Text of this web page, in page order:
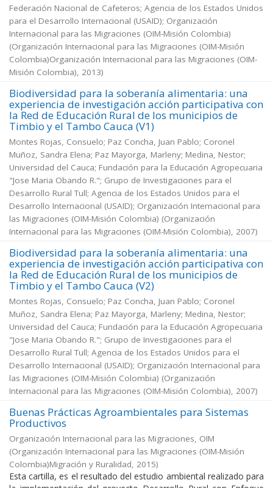
Federación Nacional de Cafeteros; Agencia de los Estados Unidos
para el Desarrollo Internacional (USAID); Organización
Internacional para las Migraciones (OIM-Misión Colombia)
(Organización Internacional para las Migraciones (OIM-Misión
Colombia)Organización Internacional para las Migraciones (OIM-
Misión Colombia), 2013)
Biodiversidad para la soberanía alimentaria: una
experiencia de investigación acción participativa con
la Red de Educación Rural de los municipios de
Timbio y el Tambo Cauca (V1)
Montes Rojas, Consuelo; Paz Concha, Juan Pablo; Coronel
Muñoz, Sandra Elena; Paz Mayorga, Marleny; Medina, Nestor;
Universidad del Cauca; Fundación para la Educación Agropecuaria
"Jose Maria Obando R."; Grupo de Investigaciones para el
Desarrollo Rural Tull; Agencia de los Estados Unidos para el
Desarrollo Internacional (USAID); Organización Internacional para
las Migraciones (OIM-Misión Colombia) (Organización
Internacional para las Migraciones (OIM-Misión Colombia), 2007)
Biodiversidad para la soberanía alimentaria: una
experiencia de investigación acción participativa con
la Red de Educación Rural de los municipios de
Timbio y el Tambo Cauca (V2)
Montes Rojas, Consuelo; Paz Concha, Juan Pablo; Coronel
Muñoz, Sandra Elena; Paz Mayorga, Marleny; Medina, Nestor;
Universidad del Cauca; Fundación para la Educación Agropecuaria
"Jose Maria Obando R."; Grupo de Investigaciones para el
Desarrollo Rural Tull; Agencia de los Estados Unidos para el
Desarrollo Internacional (USAID); Organización Internacional para
las Migraciones (OIM-Misión Colombia) (Organización
Internacional para las Migraciones (OIM-Misión Colombia), 2007)
Buenas Prácticas Agroambientales para Sistemas
Productivos
Organización Internacional para las Migraciones, OIM
(Organización Internacional para las Migraciones (OIM-Misión
Colombia)Migración y Ruralidad, 2015)
Esta cartilla, es el resultado del estudio ambiental realizado para